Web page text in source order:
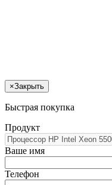
×Закрыть
Быстрая покупка
Продукт
Ваше имя
Телефон